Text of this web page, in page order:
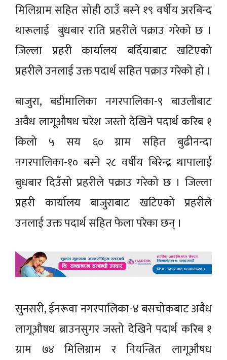
मिलिग्राम सहित सोही ठाउँ बस्ने १९ वर्षीय अरबिन्द
थारूलाई बुधबार राति प्रहरीले पक्राउ गरेको छ ।
जिल्ला प्रहरी कार्यालय बर्दियाबाट खटिएको
प्रहरीले उनलाई उक्त पदार्थ सहित पक्राउ गरेको हो ।
बाजुरा, बडीमालिका नगरपालिका-९ बाउलीबाट
अवैध लागूऔषध चरेश जस्तो देखिने पदार्थ करिब १
किलो ५ सय ६० ग्राम सहित बुढीनन्दा
नगरपालिका-१० बस्ने २८ वर्षीय बिरेन्द्र थापालाई
बुधबार दिउँसो प्रहरीले पक्राउ गरेको छ । जिल्ला
प्रहरी कार्यालय बाजुराबाट खटिएको प्रहरीले
उनलाई उक्त पदार्थ सहित फेला परेका छन् ।
सुनसरी, ईनरूवा नगरपालिका-४ बसचोकबाट अवैध
लागूऔषध ब्राउनसुगर जस्तो देखिने पदार्थ करिब १
ग्राम ७४ मिलिग्राम र नियन्त्रित लागूऔषध